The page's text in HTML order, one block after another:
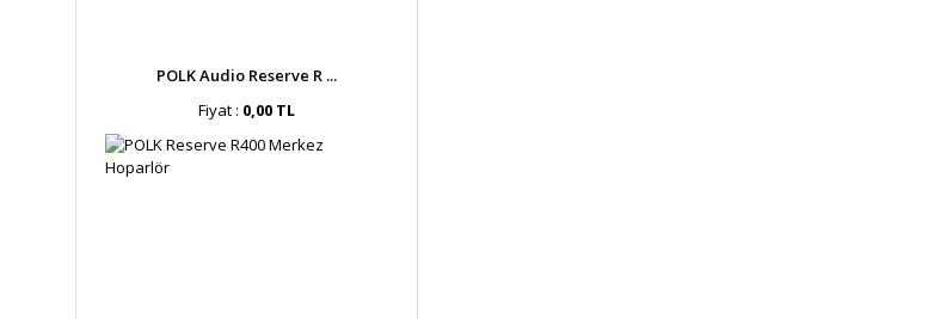
POLK Audio Reserve R ...
Fiyat : 0,00 TL